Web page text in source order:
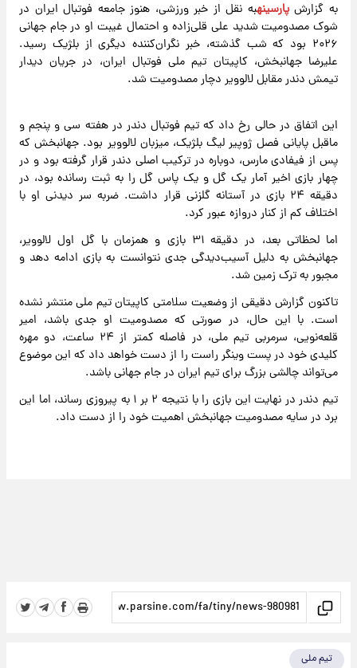
به گزارش پارسینهبه نقل از خبر ورزشی، هنوز جامعه فوتبال ایران در
شوک مصدومیت شدید علی قلی‌زاده و احتمال غیبت او در جام جهانی
۲۰۲۶ بود که شب گذشته، خبر نگران‌کننده دیگری از بلژیک رسید.
علیرضا جهانبخش، کاپیتان تیم ملی فوتبال ایران، در جریان دیدار
تیمش دندر مقابل لالوویر دچار مصدومیت شد.
این اتفاق در حالی رخ داد که تیم فوتبال دندر در هفته سی و پنجم و
ماقبل پایانی فصل ژوپیر لیگ بلژیک، میزبان لالوویر بود. جهانبخش که
پس از فیفادی مارس، دوباره در ترکیب اصلی دندر قرار گرفته بود و در
چهار بازی اخیر آمار یک گل و یک پاس گل را به ثبت رسانده بود، در
دقیقه ۲۴ بازی در آستانه گلزنی قرار داشت. ضربه سر دیدنی او با
اختلاف کم از کنار دروازه عبور کرد.
اما لحظاتی بعد، در دقیقه ۳۱ بازی و همزمان با گل اول لالوویر،
جهانبخش به دلیل آسیب‌دیدگی جدی نتوانست به بازی ادامه دهد و
مجبور به ترک زمین شد.
تاکنون گزارش دقیقی از وضعیت سلامتی کاپیتان تیم ملی منتشر نشده
است. با این حال، در صورتی که مصدومیت او جدی باشد، امیر
قلعه‌نویی، سرمربی تیم ملی، در فاصله کمتر از ۲۴ ساعت، دو مهره
کلیدی خود در پست وینگر راست را از دست خواهد داد که این موضوع
می‌تواند چالشی بزرگ برای تیم ایران در جام جهانی باشد.
تیم دندر در نهایت این بازی را با نتیجه ۲ بر ۱ به پیروزی رساند، اما این
برد در سایه مصدومیت جهانبخش اهمیت خود را از دست داد.
تیم ملی